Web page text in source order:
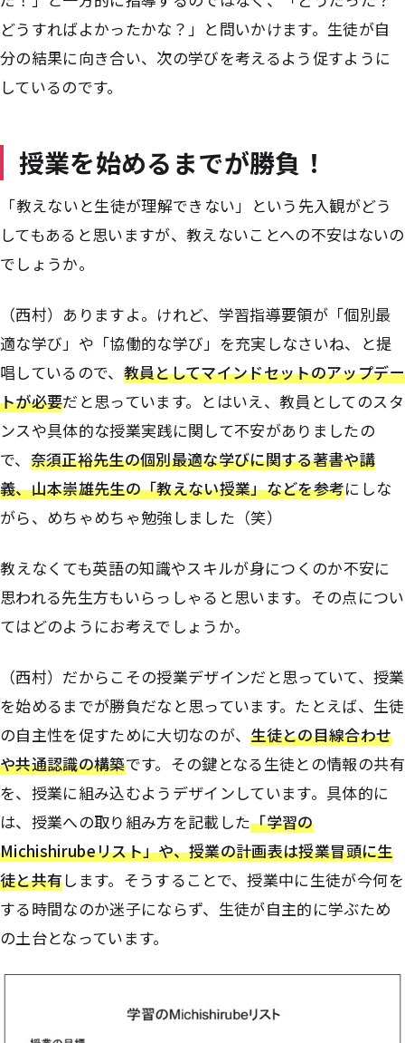
どうすればよかったかな？」と問いかけます。生徒が自
分の結果に向き合い、次の学びを考えるよう促すように
しているのです。
授業を始めるまでが勝負！
――「教えないと生徒が理解できない」という先入観がどう
してもあると思いますが、教えないことへの不安はないの
でしょうか。
（西村）ありますよ。けれど、学習指導要領が「個別最
適な学び」や「協働的な学び」を充実しなさいね、と提
唱しているので、 教員としてマインドセットのアップデー
トが必要だと思っています。とはいえ、教員としてのスタ
ンスや具体的な授業実践に関して不安がありましたの
で、 奈須正裕先生の個別最適な学びに関する著書や講
義、山本崇雄先生の「教えない授業」などを参考にしな
がら、めちゃめちゃ勉強しました（笑）
――教えなくても英語の知識やスキルが身につくのか不安に
思われる先生方もいらっしゃると思います。その点につい
てはどのようにお考えでしょうか。
（西村）だからこその授業デザインだと思っていて、授業
を始めるまでが勝負だなと思っています。たとえば、生徒
の自主性を促すために大切なのが、生徒との目線合わせ
や共通認識の構築です。その鍵となる生徒との情報の共有
を、授業に組み込むようデザインしています。具体的に
は、授業への取り組み方を記載した「学習の
Michishirubeリスト」や、授業の計画表は授業冒頭に生
徒と共有します。そうすることで、授業中に生徒が今何を
する時間なのか迷子にならず、生徒が自主的に学ぶため
の土台となっています。